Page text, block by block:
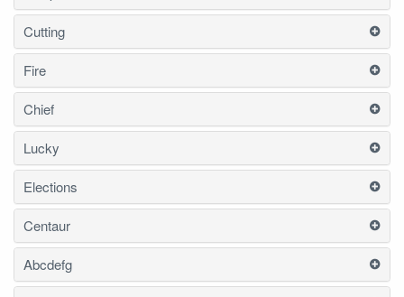
Cutting
Fire
Chief
Lucky
Elections
Centaur
Abcdefg